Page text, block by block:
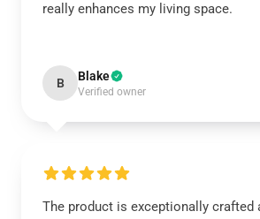
really enhances my living space.
B Blake
Verified owner
The product is exceptionally crafted